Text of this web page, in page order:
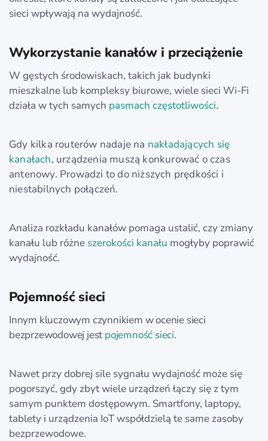
sieci wpływają na wydajność.
Wykorzystanie kanałów i przeciążenie
W gęstych środowiskach, takich jak budynki
mieszkalne lub kompleksy biurowe, wiele sieci Wi‑Fi
działa w tych samych pasmach częstotliwości.
Gdy kilka routerów nadaje na nakładających się
kanałach, urządzenia muszą konkurować o czas
antenowy. Prowadzi to do niższych prędkości i
niestabilnych połączeń.
Analiza rozkładu kanałów pomaga ustalić, czy zmiany
kanału lub różne szerokości kanału mogłyby poprawić
wydajność.
Pojemność sieci
Innym kluczowym czynnikiem w ocenie sieci
bezprzewodowej jest pojemność sieci.
Nawet przy dobrej sile sygnału wydajność może się
pogorszyć, gdy zbyt wiele urządzeń łączy się z tym
samym punktem dostępowym. Smartfony, laptopy,
tablety i urządzenia IoT współdzielą te same zasoby
bezprzewodowe.